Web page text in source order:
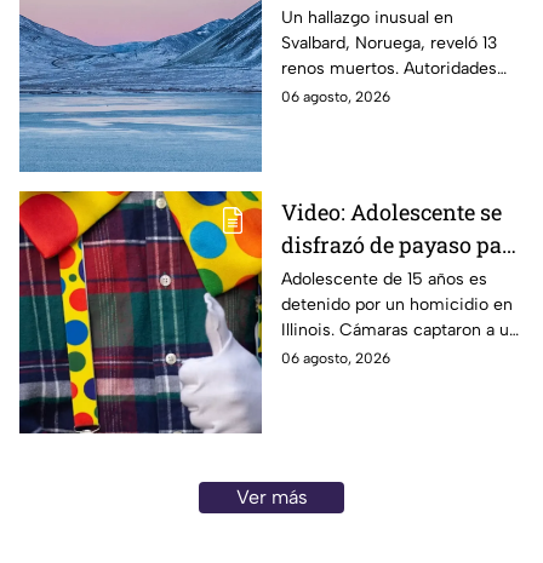
de renos muertos en
una zona del Ártico
Un hallazgo inusual en
Svalbard, Noruega, reveló 13
renos muertos. Autoridades
investigan las causas y piden
06 agosto, 2026
Video: Adolescente se
disfrazó de payaso para
quitarle la vida a un
abuelito
Adolescente de 15 años es
detenido por un homicidio en
Illinois. Cámaras captaron a un
supuesto sospechoso con
06 agosto, 2026
Ver más